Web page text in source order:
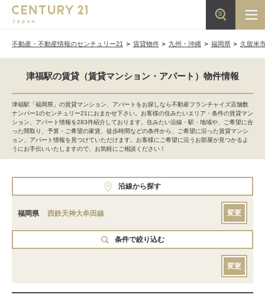
不動産・不動産情報のセンチュリー21 賃貸物件 九州・沖縄 福岡県 久留米
津福駅の賃貸（賃貸マンション・アパート）物件情報
津福駅「福岡県」の賃貸マンション、アパートをお探しなら不動産フランチャイズ店舗数
ナンバー1のセンチュリー21におまかせ下さい。お客様の住みたいエリア・条件の賃貸マン
ション、アパート情報を283件紹介しております。住みたい沿線・駅・地域や、ご希望に合
った間取り、予算・ご希望の家賃、徒歩時間などの条件から、ご希望に沿った賃貸マンシ
ョン、アパート情報を見つけていただけます。お客様にご希望に沿うお部屋が見つかるよ
うにお手伝いいたしますので、お気軽にご相談ください！
沿線から探す
福岡県 西鉄天神大牟田線 変更
条件で絞り込む
変更